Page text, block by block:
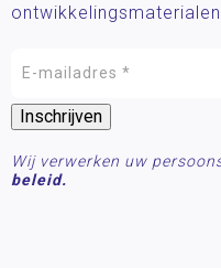
Wij verwerken uw
beleid.